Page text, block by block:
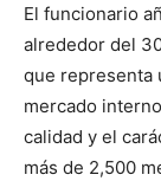
El funcionario
alrededor del
que representa
mercado
calidad y el
más de 2,500